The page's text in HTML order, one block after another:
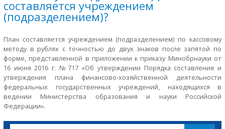
составляется учреждением
(подразделением)?
План составляется учреждением (подразделением) по кассовому
методу в рублях с точностью до двух знаков после запятой по
форме, представленной в приложении к приказу Минобрнауки от
16 июня 2016 г. №717 «Об утверждении Порядка составления и
утверждения плана финансово-хозяйственной деятельности
федеральных государственных учреждений, находящихся в
ведении Министерства образования и науки Российской
Федерации».